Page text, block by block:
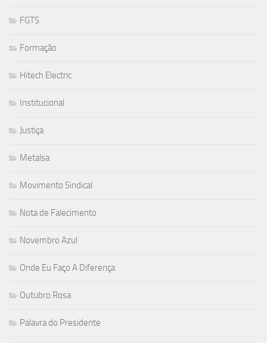
FGTS
Formação
Hitech Electric
Institucional
Justiça
Metalsa
Movimento Sindical
Nota de Falecimento
Novembro Azul
Onde Eu Faço A Diferença
Outubro Rosa
Palavra do Presidente